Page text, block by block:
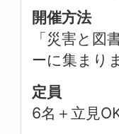
開催方法
「災害と図
ーに集まり
定員
6名＋立見